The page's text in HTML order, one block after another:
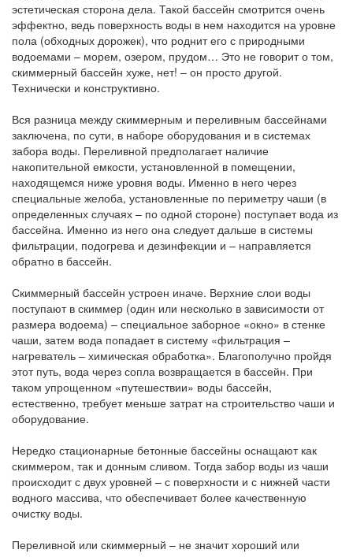
эстетическая сторона дела. Такой бассейн смотрится очень
эффектно, ведь поверхность воды в нем находится на уровне
пола (обходных дорожек), что роднит его с природными
водоемами – морем, озером, прудом… Это не говорит о том,
скиммерный бассейн хуже, нет! – он просто другой.
Технически и конструктивно.
Вся разница между скиммерным и переливным бассейнами
заключена, по сути, в наборе оборудования и в системах
забора воды. Переливной предполагает наличие
накопительной емкости, установленной в помещении,
находящемся ниже уровня воды. Именно в него через
специальные желоба, установленные по периметру чаши (в
определенных случаях – по одной стороне) поступает вода из
бассейна. Именно из него она следует дальше в системы
фильтрации, подогрева и дезинфекции и – направляется
обратно в бассейн.
Скиммерный бассейн устроен иначе. Верхние слои воды
поступают в скиммер (один или несколько в зависимости от
размера водоема) – специальное заборное «окно» в стенке
чаши, затем вода попадает в систему «фильтрация –
нагреватель – химическая обработка». Благополучно пройдя
этот путь, вода через сопла возвращается в бассейн. При
таком упрощенном «путешествии» воды бассейн,
естественно, требует меньше затрат на строительство чаши и
оборудование.
Нередко стационарные бетонные бассейны оснащают как
скиммером, так и донным сливом. Тогда забор воды из чаши
происходит с двух уровней – с поверхности и с нижней части
водного массива, что обеспечивает более качественную
очистку воды.
Переливной или скиммерный – не значит хороший или